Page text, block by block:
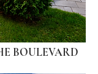
BOULEVARD